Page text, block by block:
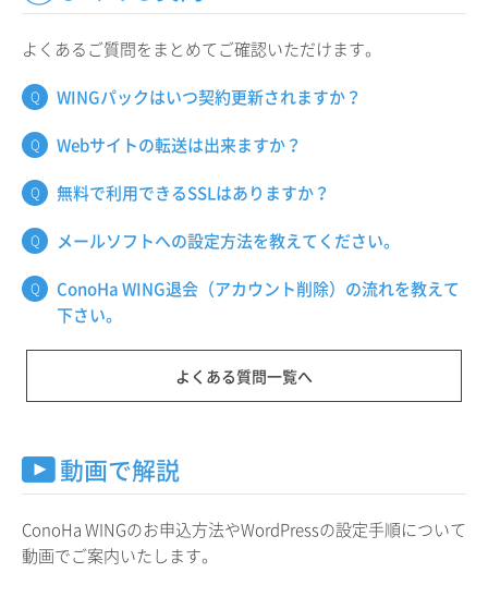
よくあるご質問をまとめてご確認いただけます。
WINGパックはいつ契約更新されますか？
Webサイトの転送は出来ますか？
無料で利用できるSSLはありますか？
メールソフトへの設定方法を教えてください。
ConoHa WING退会（アカウント削除）の流れを教えて
下さい。
よくある質問一覧へ
動画で解説
ConoHa WINGのお申込方法やWordPressの設定手順について
動画でご案内いたします。